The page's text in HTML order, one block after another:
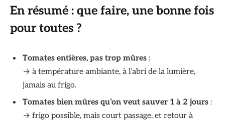
En résumé : que faire, une bonne fois
pour toutes ?
Tomates entières, pas trop mûres :
→ à température ambiante, à l’abri de la lumière,
jamais au frigo.
Tomates bien mûres qu’on veut sauver 1 à 2 jours :
→ frigo possible, mais court passage, et retour à